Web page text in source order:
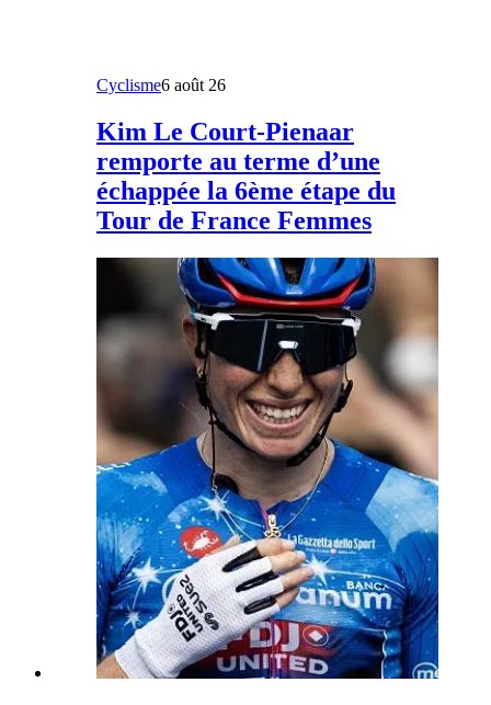
Cyclisme6 août 26
Kim Le Court-Pienaar
remporte au terme d’une
échappée la 6ème étape du
Tour de France Femmes